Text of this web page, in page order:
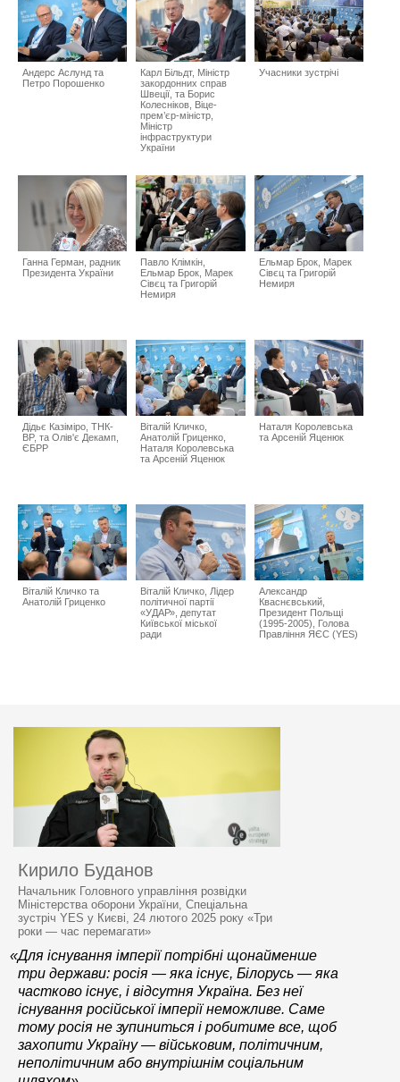
Андерс Аслунд та
Петро Порошенко
Карл Більдт, Міністр
закордонних справ
Швеції, та Борис
Колесніков, Віце-
прем’єр-міністр,
Міністр
інфраструктури
України
Учасники зустрічі
Ганна Герман, радник
Президента України
Павло Клімкін,
Ельмар Брок, Марек
Сівєц та Григорій
Немиря
Ельмар Брок, Марек
Сівєц та Григорій
Немиря
Дідьє Казіміро, ТНК-
BP, та Олів'є Декамп,
ЄБРР
Віталій Кличко,
Анатолій Гриценко,
Наталя Королевська
та Арсеній Яценюк
Наталя Королевська
та Арсеній Яценюк
Віталій Кличко та
Анатолій Гриценко
Віталій Кличко, Лідер
політичної партії
«УДАР», депутат
Київської міської
ради
Александр
Кваснєвський,
Президент Польщі
(1995-2005), Голова
Правління ЯЄС (YES)
Кирило Буданов
Начальник Головного управління розвідки
Міністерства оборони України, Спеціальна
зустріч YES у Києві, 24 лютого 2025 року «Три
роки — час перемагати»
«Для існування імперії потрібні щонайменше
три держави: росія — яка існує, Білорусь — яка
частково існує, і відсутня Україна. Без неї
існування російської імперії неможливе. Саме
тому росія не зупиниться і робитиме все, щоб
захопити Україну — військовим, політичним,
неполітичним або внутрішнім соціальним